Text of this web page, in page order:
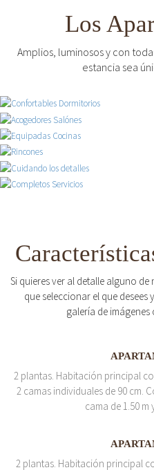
Los
Amplios, luminosos y con
estancia sea
Si quieres ver al detalle alguno
que seleccionar el que desees
galería de
2 plantas. Habitación principal
2 camas individuales de 90 cm.
cama de 1.50
2 plantas. Habitación principal